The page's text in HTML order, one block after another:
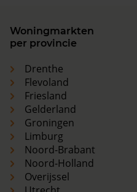
Woningmarkten
per provincie
Drenthe
Flevoland
Friesland
Gelderland
Groningen
Limburg
Noord-Brabant
Noord-Holland
Overijssel